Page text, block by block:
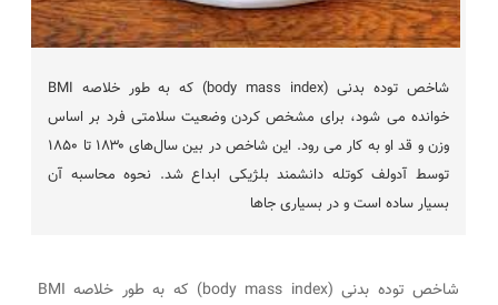
شاخص توده بدنی (body mass index) که به طور خلاصه BMI
خوانده می شود، برای مشخص کردن وضعیت سلامتی فرد بر اساس
وزن و قد او به کار می رود. این شاخص در بین سال‌های ۱۸۳۰ تا ۱۸۵۰
توسط آدولف کوتله دانشمند بلژیکی ابداع شد. نحوه محاسبه آن
بسیار ساده است و در بسیاری جاها
شاخص توده بدنی (body mass index) که به طور خلاصه BMI